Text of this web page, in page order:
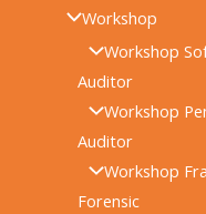
Workshop
Workshop
Auditor
Workshop
Auditor
Workshop
Forensic